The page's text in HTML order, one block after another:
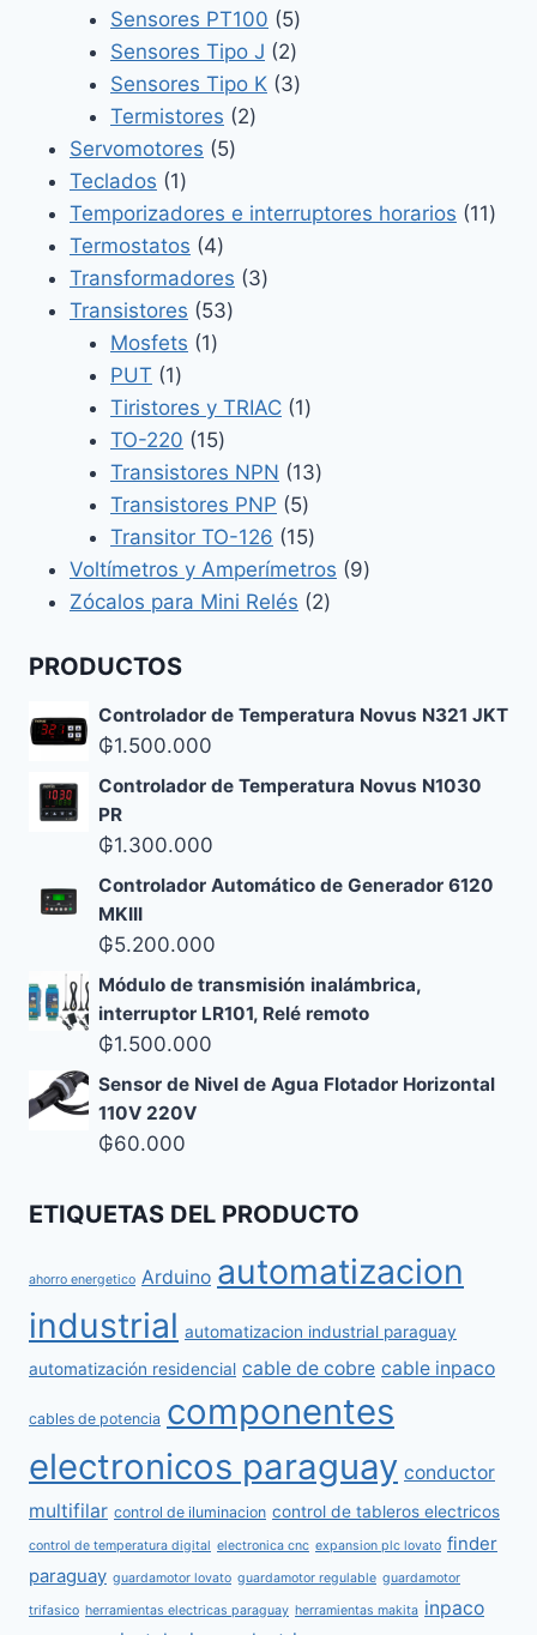
producto
Sensores PT100 55
productos
Sensores Tipo J 22
productos
Sensores Tipo K 33
Termistores 22
Servomotores 55
Teclados 11
producto
Temporizadores e interruptores horarios 1111
Termostatos 44
productos
Transformadores 33
Transistores 5353
Mosfets 11
PUT 11
producto
Tiristores y TRIAC 11
TO-220 1515
productos
Transistores NPN 1313
Transistores PNP 55
productos
Transitor TO-126 1515
productos
Voltímetros y Amperímetros 99
Zócalos para Mini Relés 22
PRODUCTOS
Controlador de Temperatura Novus N321 JKT
₲1.500.000
Controlador de Temperatura Novus N1030
PR
₲1.300.000
Controlador Automático de Generador 6120
MKIII
₲5.200.000
Módulo de transmisión inalámbrica,
interruptor LR101, Relé remoto
₲1.500.000
Sensor de Nivel de Agua Flotador Horizontal
110V 220V
₲60.000
ETIQUETAS DEL PRODUCTO
ahorro energetico Arduino automatizacion
industrial automatizacion industrial paraguay
automatización residencial cable de cobre cable inpaco
cables de potencia componentes
electronicos paraguay conductor
multifilar control de iluminacion control de tableros electricos
control de temperatura digital electronica cnc expansion plc lovato finder
paraguay guardamotor lovato guardamotor regulable guardamotor
trifasico herramientas electricas paraguay herramientas makita inpaco